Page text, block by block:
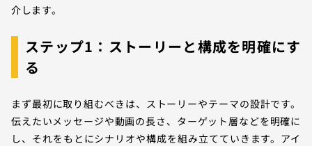
介します。
ステップ1：ストーリーと構成を明確にす
る
まず最初に取り組むべきは、ストーリーやテーマの設計です。
伝えたいメッセージや動画の長さ、ターゲット層などを明確に
し、それをもとにシナリオや構成を組み立てていきます。アイ